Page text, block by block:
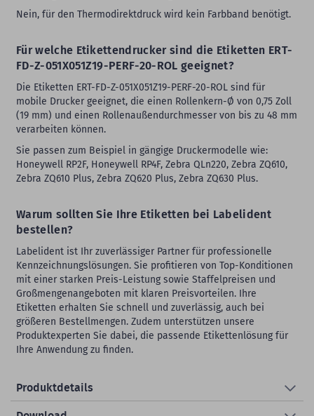
Nein, für den Thermodirektdruck wird kein Farbband benötigt.
Für welche Etikettendrucker sind die Etiketten ERT-
FD-Z-051X051Z19-PERF-20-ROL geeignet?
Die Etiketten ERT-FD-Z-051X051Z19-PERF-20-ROL sind für
mobile Drucker geeignet, die einen Rollenkern-Ø von 0,75 Zoll
(19 mm) und einen Rollenaußendurchmesser von bis zu 48 mm
verarbeiten können.
Sie passen zum Beispiel in gängige Druckermodelle wie:
Honeywell RP2F, Honeywell RP4F, Zebra QLn220, Zebra ZQ610,
Zebra ZQ610 Plus, Zebra ZQ620 Plus, Zebra ZQ630 Plus.
Warum sollten Sie Ihre Etiketten bei Labelident
bestellen?
Labelident ist Ihr zuverlässiger Partner für professionelle
Kennzeichnungslösungen. Sie profitieren von Top-Konditionen
mit einer starken Preis-Leistung sowie Staffelpreisen und
Großmengenangeboten mit klaren Preisvorteilen. Ihre
Etiketten erhalten Sie schnell und zuverlässig, auch bei
größeren Bestellmengen. Zudem unterstützen unsere
Produktexperten Sie dabei, die passende Etikettenlösung für
Ihre Anwendung zu finden.
Produktdetails